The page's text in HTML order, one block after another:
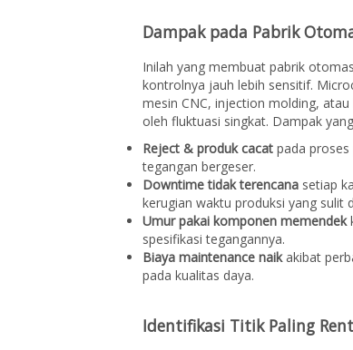
Dampak pada Pabrik
Inilah yang membuat pabrik
kontrolnya jauh lebih sensitif.
mesin CNC, injection molding,
oleh fluktuasi singkat. Dampak
Reject & produk cacat pada
tegangan bergeser.
Downtime tidak terencana setiap
kerugian waktu produksi yang sulit
Umur pakai komponen memendek
spesifikasi tegangannya.
Biaya maintenance naikakibat
pada kualitas daya.
Identifikasi Titik Paling